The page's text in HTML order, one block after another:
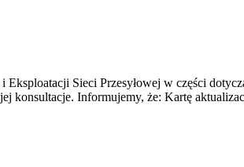
Sieci Przesyłowej w części
Informujemy, że: Kartę